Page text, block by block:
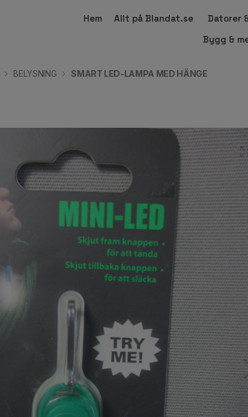
Hem Allt på Blandat.se Datorer
Bygg &
BELYSNING SMART LED-LAMPA MED HÄNGE